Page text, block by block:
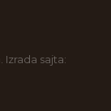
Izrada sajta: